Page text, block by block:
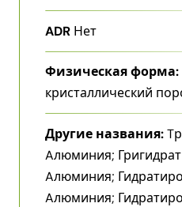
ADR Нет
Физическая форма:
кристаллический
Другие названия:
Aлюминия;
Aлюминия;
Aлюминия;